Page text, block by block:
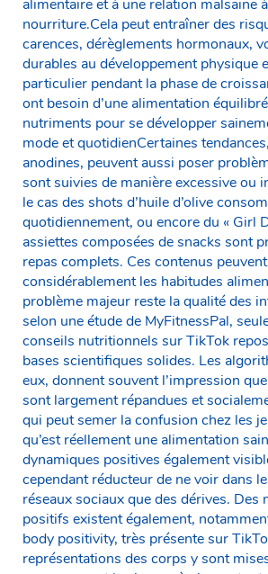
alimentaire et à une relation malsaine
nourriture.Cela peut entraîner des
carences, dérèglements hormonaux,
durables au développement physique
particulier pendant la phase de
ont besoin d’une alimentation
nutriments pour se développer
mode et quotidienCertaines
anodines, peuvent aussi poser
sont suivies de manière excessive ou
le cas des shots d’huile d’olive
quotidiennement, ou encore du « Girl
assiettes composées de snacks sont
repas complets. Ces contenus
considérablement les habitudes
problème majeur reste la qualité des
selon une étude de MyFitnessPal,
conseils nutritionnels sur TikTok
bases scientifiques solides. Les
eux, donnent souvent l’impression
sont largement répandues et
qui peut semer la confusion chez les
qu’est réellement une alimentation
dynamiques positives également
cependant réducteur de ne voir dans
réseaux sociaux que des dérives. Des
positifs existent également,
body positivity, très présente sur
représentations des corps y sont